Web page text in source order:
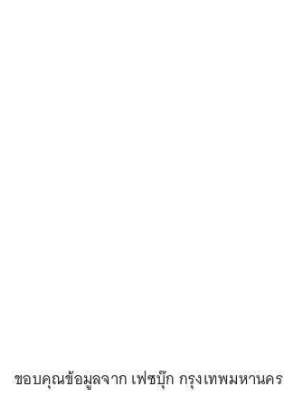
ขอบคุณข้อมูลจาก เฟซบุ๊ก กรุงเทพมหานคร